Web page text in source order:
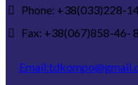
Phone: +38(033)228-
Fax: +38(067)858-46-